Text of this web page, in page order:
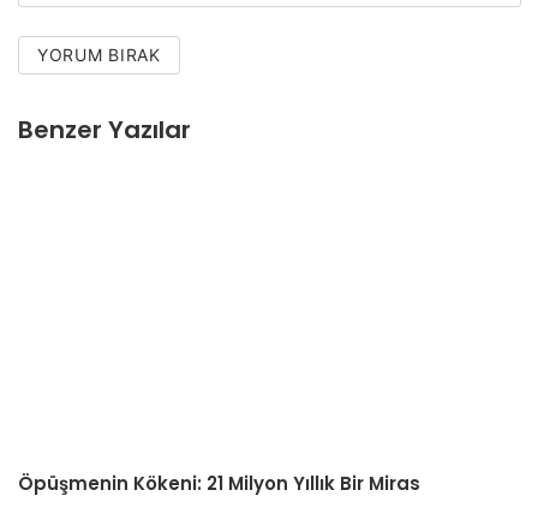
YORUM BIRAK
Benzer Yazılar
Öpüşmenin Kökeni: 21 Milyon Yıllık Bir Miras